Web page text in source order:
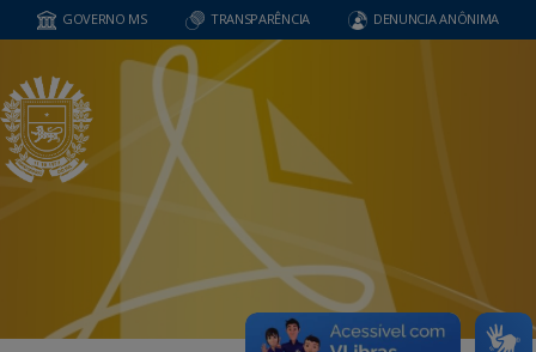
GOVERNO MS TRANSPARÊNCIA DENUNCIA ANÔNIMA